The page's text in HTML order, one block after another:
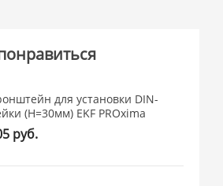
для установки DIN-
(H=30мм) EKF PROxima
руб.